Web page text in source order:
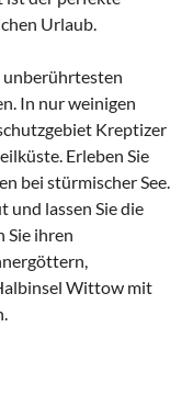
Urlaub.
unberührtesten
In nur weinigen
Kreptizer
Erleben Sie
bei stürmischer See.
und lassen Sie die
Sie ihren
Wittow mit